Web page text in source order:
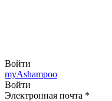
Войти
myAshampoo
Войти
Электронная почта *